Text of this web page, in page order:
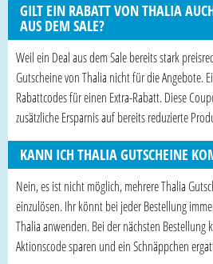
GILT EIN RABATT VON THALIA
AUS DEM SALE?
Weil ein Deal aus dem Sale bereits stark
Gutscheine von Thalia nicht für die Angebote.
Rabattcodes für einen Extra-Rabatt. Diese
zusätzliche Ersparnis auf bereits reduzierte
KANN ICH THALIA GUTSCHEINE
Nein, es ist nicht möglich, mehrere Thalia
einzulösen. Ihr könnt bei jeder Bestellung
Thalia anwenden. Bei der nächsten
Aktionscode sparen und ein Schnäppchen